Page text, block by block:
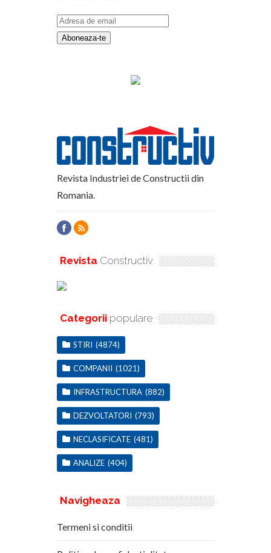
Revista Industriei de Constructii din
Romania.
Revista Constructiv
Categorii populare
STIRI (4874)
COMPANII (1021)
INFRASTRUCTURA (882)
DEZVOLTATORI (793)
NECLASIFICATE (481)
ANALIZE (404)
Navigheaza
Termeni si conditii